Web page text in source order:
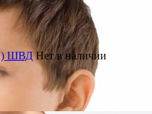
ШВД Нет в наличии